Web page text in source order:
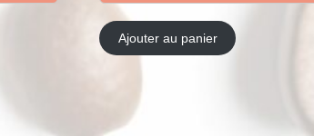
Ajouter au panier